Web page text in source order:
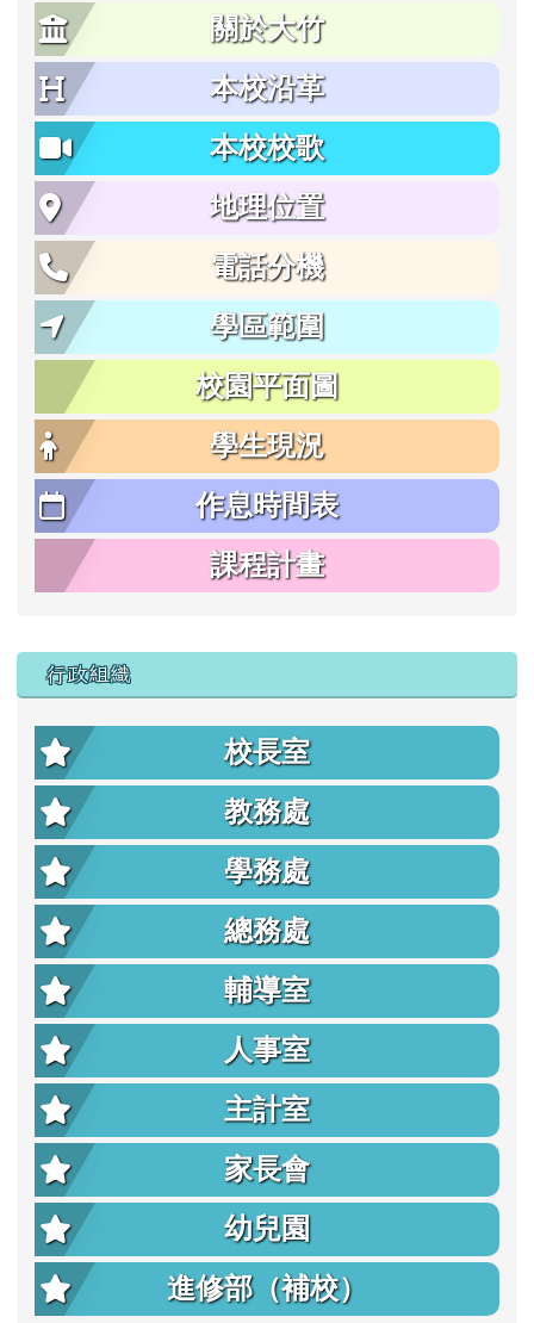
關於大竹
本校沿革
本校校歌
地理位置
電話分機
學區範圍
校園平面圖
學生現況
作息時間表
課程計畫
行政組織
校長室
教務處
學務處
總務處
輔導室
人事室
主計室
家長會
幼兒園
進修部（補校）